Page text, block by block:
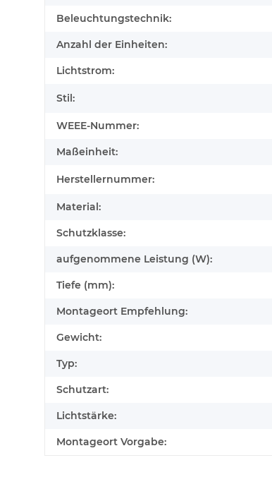
Beleuchtungstechnik:
Anzahl der Einheiten:
Lichtstrom:
Stil:
WEEE-Nummer:
Maßeinheit:
Herstellernummer:
Material:
Schutzklasse:
aufgenommene Leistung (W):
Tiefe (mm):
Montageort Empfehlung:
Gewicht:
Typ:
Schutzart:
Lichtstärke:
Montageort Vorgabe: